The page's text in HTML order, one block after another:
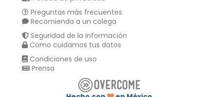
Preguntas más frecuentes
Recomienda a un colega
Seguridad de la información
Como cuidamos tus datos
Condiciones de uso
Prensa